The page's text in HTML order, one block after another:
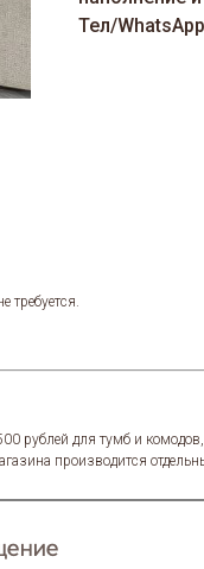
Тел/
требуется.
рублей для тумб и
производится